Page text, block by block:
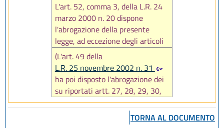
L'art. 52, comma 3, della L.R. 24
marzo 2000 n. 20 dispone
l'abrogazione della presente
legge, ad eccezione degli articoli
27, 28, 29, 30, 31 e 54, a far
data dall'entrata in vigore della
stessa L.R. 20/2000. E' fatto
salvo quanto disposto dagli
articoli 41 e 42 della L.R.
20/2000, che di seguito si
(L'art. 49 della
L.R. 25 novembre 2002 n. 31
ha poi disposto l'abrogazione dei
su riportati artt. 27, 28, 29, 30,
31 e 54)
TORNA AL DOCUMENTO